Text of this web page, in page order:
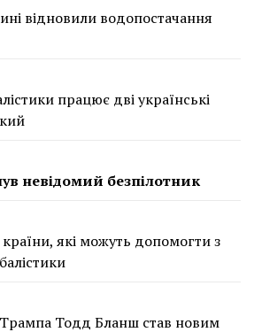
відновили водопостачання
працює дві українські
невідомий безпілотник
які можуть допомогти з
Тодд Бланш став новим